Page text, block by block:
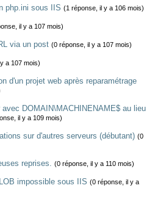
php.ini sous IIS (1 réponse, il y a 106 mois)
il y a 107 mois)
via un post (0 réponse, il y a 107 mois)
a 107 mois)
d'un projet web après reparamétrage
DOMAIN\MACHINENAME$ au lieu
il y a 109 mois)
sur d'autres serveurs (débutant) (0
reprises. (0 réponse, il y a 110 mois)
impossible sous IIS (0 réponse, il y a